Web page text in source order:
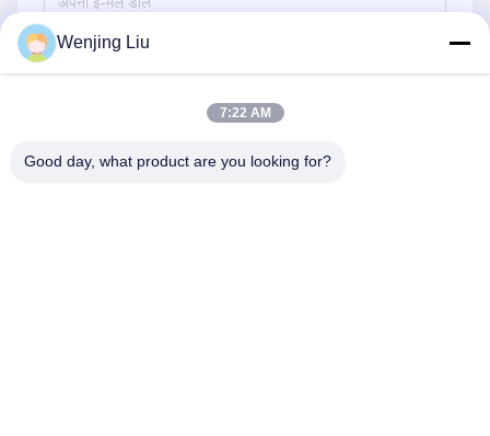
Wenjing Liu
7:22 AM
Good day, what product are you looking for?